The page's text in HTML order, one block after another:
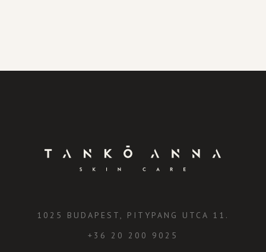
1025 BUDAPEST, PITYPANG UTCA 11.
+36 20 200 9025